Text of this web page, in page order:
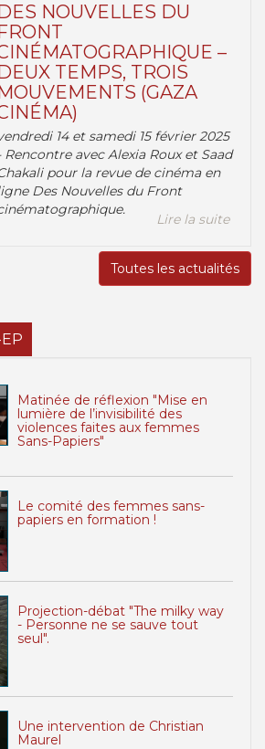
NOUVELLES DU
–
TEMPS, TROIS
(GAZA
14 et samedi 15 février 2025
Rencontre avec Alexia Roux et Saad
pour la revue de cinéma en
Des Nouvelles du Front
Lire la suite
Toutes les actualités
Matinée de réflexion "Mise en
lumière de l’invisibilité des
violences faites aux femmes
Sans-Papiers"
Le comité des femmes sans-
papiers en formation !
Projection-débat "The milky way
- Personne ne se sauve tout
seul".
Une intervention de Christian
Maurel